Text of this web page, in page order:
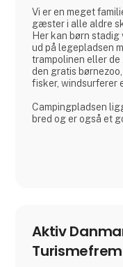
Vi er en meget
gæster i alle aldre
Her kan børn
ud på legepladsen
trampolinen eller
den gratis
fisker, windsurferer
Campingpladsen
bred og er også et
Dirk, Isabell, Tim og
Aktiv